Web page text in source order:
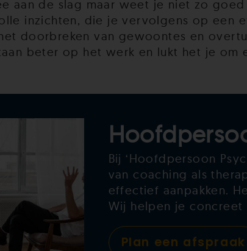
aan de slag maar weet je niet zo
inzichten, die je vervolgens op een
doorbreken van gewoontes en
beter op het werk en lukt het je om
Bij ‘Hoofdpersoon
van coaching als
effectief aanpakken.
Wij helpen je
Plan een afspraak